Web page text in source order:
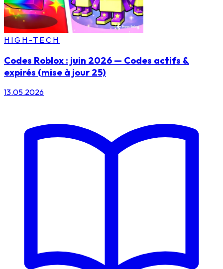
HIGH-TECH
Codes Roblox : juin 2026 — Codes actifs &
expirés (mise à jour 25)
13.05.2026